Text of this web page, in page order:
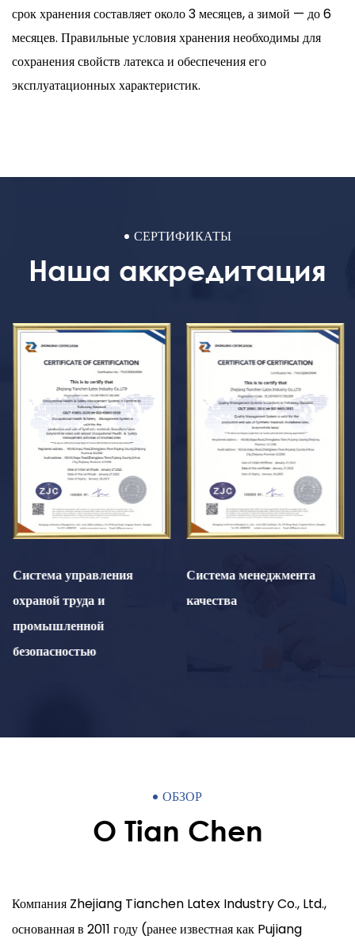
срок хранения составляет около 3 месяцев, а зимой — до 6
месяцев. Правильные условия хранения необходимы для
сохранения свойств латекса и обеспечения его
эксплуатационных характеристик.
СЕРТИФИКАТЫ
Наша аккредитация
Система управления
охраной труда и
промышленной
безопасностью
Система менеджмента
качества
ОБЗОР
О Tian Chen
Компания Zhejiang Tianchen Latex Industry Co., Ltd.,
основанная в 2011 году (ранее известная как Pujiang